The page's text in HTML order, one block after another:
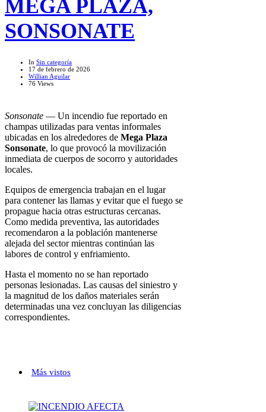
MEGA PLAZA,
SONSONATE
In Sin categoría
17 de febrero de 2026
Willian Aguilar
76 Views
Sonsonate — Un incendio fue reportado en
champas utilizadas para ventas informales
ubicadas en los alrededores de Mega Plaza
Sonsonate, lo que provocó la movilización
inmediata de cuerpos de socorro y autoridades
locales.
Equipos de emergencia trabajan en el lugar
para contener las llamas y evitar que el fuego se
propague hacia otras estructuras cercanas.
Como medida preventiva, las autoridades
recomendaron a la población mantenerse
alejada del sector mientras continúan las
labores de control y enfriamiento.
Hasta el momento no se han reportado
personas lesionadas. Las causas del siniestro y
la magnitud de los daños materiales serán
determinadas una vez concluyan las diligencias
correspondientes.
Más vistos